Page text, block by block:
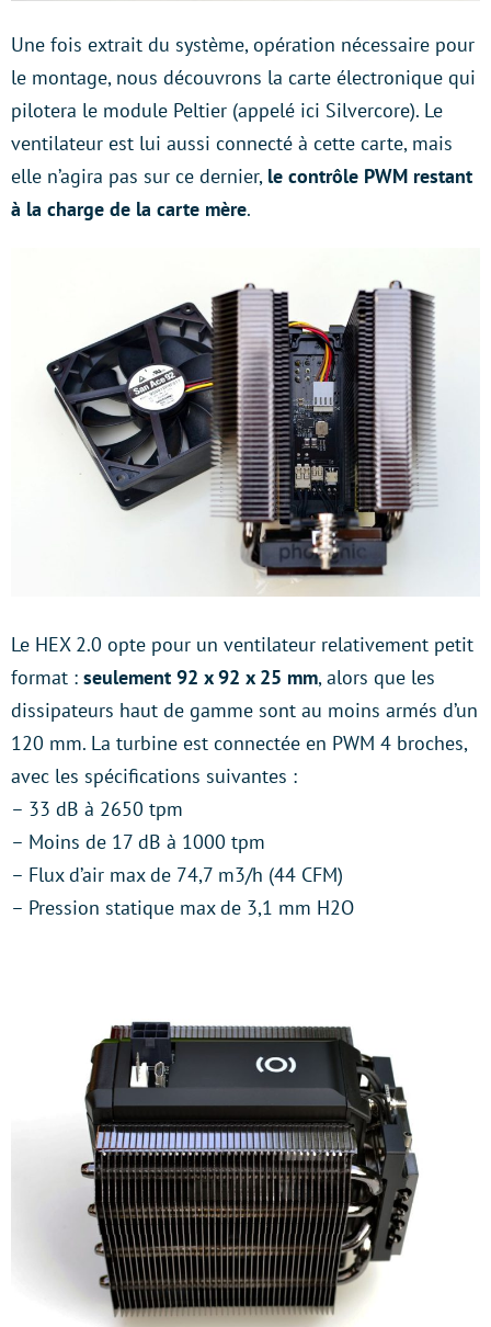
Une fois extrait du système, opération nécessaire pour
le montage, nous découvrons la carte électronique qui
pilotera le module Peltier (appelé ici Silvercore). Le
ventilateur est lui aussi connecté à cette carte, mais
elle n’agira pas sur ce dernier, le contrôle PWM restant
à la charge de la carte mère.
Le HEX 2.0 opte pour un ventilateur relativement petit
format : seulement 92 x 92 x 25 mm, alors que les
dissipateurs haut de gamme sont au moins armés d’un
120 mm. La turbine est connectée en PWM 4 broches,
avec les spécifications suivantes :
– 33 dB à 2650 tpm
– Moins de 17 dB à 1000 tpm
– Flux d’air max de 74,7 m3/h (44 CFM)
– Pression statique max de 3,1 mm H2O